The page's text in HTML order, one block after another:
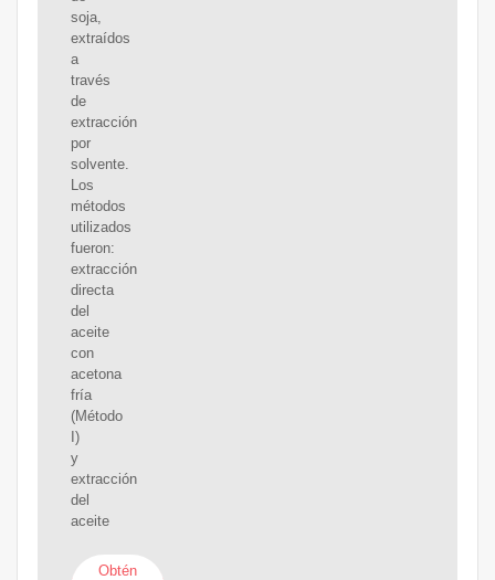
soja,
extraídos
a
través
de
extracción
por
solvente.
Los
métodos
utilizados
fueron:
extracción
directa
del
aceite
con
acetona
fría
(Método
I)
y
extracción
del
aceite
Obtén